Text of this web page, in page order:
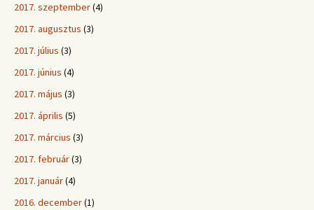
2017. szeptember(4)
2017. augusztus (3)
2017. július (3)
2017. június (4)
2017. május (3)
2017. április (5)
2017. március (3)
2017. február(3)
2017. január(4)
2016. december(1)